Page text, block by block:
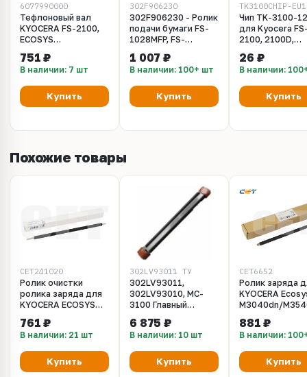
6077990000
Тефлоновый вал
KYOCERA FS-2100,
ECOSYS
751 ₽
В наличии: 7 шт
Купить
302F906230
302F906230 - Ролик
подачи бумаги FS-
1028MFP, FS-
1035MFP, FS-
1130MFP, FS-
1135MFP, FS-
1128MFP, FS-
1350DN, M2030dn,
1 007 ₽
В наличии: 100+ шт
Купить
TK3100CHIP-
Чип TK-3100-
для Kyocera
2100, 2100D,
12.5K,
26 ₽
В наличии:
Купить
Похожие товары
CET241020
Ролик очистки
ролика заряда для
KYOCERA ECOSYS
4100DN/4200DN/4300DN/2100D/2100DN
(CET), CET241020
761 ₽
В наличии: 21 шт
Купить
302LV93011_ТУ
302LV93011,
302LV93010, MC-
3100 Главный
(оригинал,
тех.упак.)
6 875 ₽
В наличии: 10 шт
Купить
CET6652
Ролик заряда
KYOCERA
M3040dn/
(CET), CET6652
881 ₽
В наличии:
Купить